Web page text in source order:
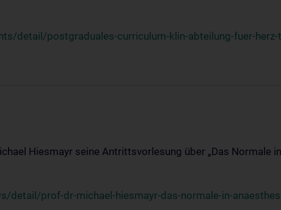
detail/postgraduales-curriculum-klin-abteilung-fuer-
Hiesmayr seine Antrittsvorlesung über „Das Normale
prof-dr-michael-hiesmayr-das-normale-in-